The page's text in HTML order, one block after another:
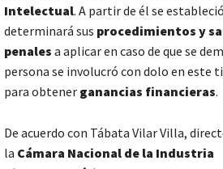
Intelectual. A partir de él se
determinará sus procedimientos y
penales a aplicar en caso de que se
persona se involucró con dolo en este
para obtener ganancias financieras.
De acuerdo con Tábata Vilar Villa,
la Cámara Nacional de la Industria